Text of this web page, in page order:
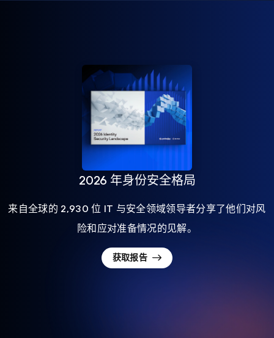
2026 年身份安全格局
来自全球的 2,930 位 IT 与安全领域领导者分享了他们对风
险和应对准备情况的见解。
获取报告